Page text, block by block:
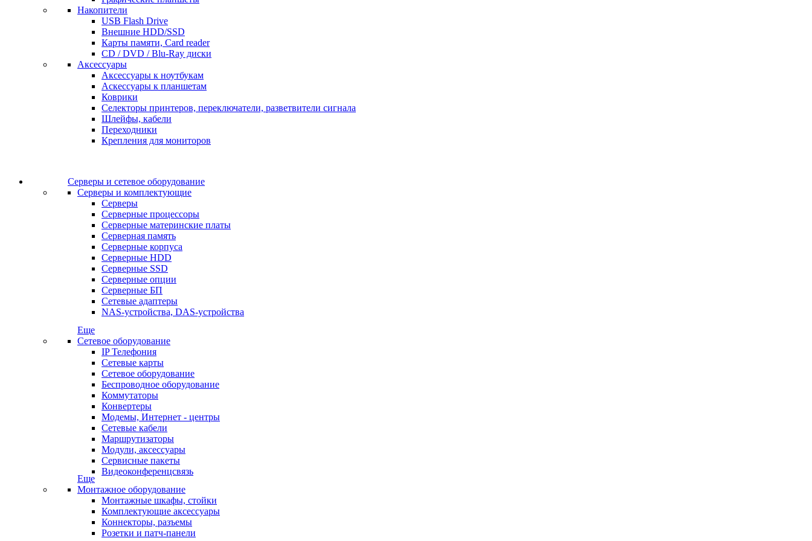
Накопители
USB Flash Drive
Внешние HDD/SSD
Карты памяти, Card reader
CD / DVD / Blu-Ray диски
Аксессуары
Аксессуары к ноутбукам
Аскессуары к планшетам
Коврики
Селекторы принтеров, переключатели, разветвители сигнала
Шлейфы, кабели
Переходники
Крепления для мониторов
Серверы и сетевое оборудование
Серверы и комплектующие
Серверы
Серверные процессоры
Серверные материнские платы
Серверная память
Серверные корпуса
Серверные HDD
Серверные SSD
Серверные опции
Серверные БП
Сетевые адаптеры
NAS-устройства, DAS-устройства
Еще
Сетевое оборудование
IP Телефония
Сетевые карты
Сетевое оборудование
Беспроводное оборудование
Коммутаторы
Конвертеры
Модемы, Интернет - центры
Сетевые кабели
Маршрутизаторы
Модули, аксессуары
Сервисные пакеты
Видеоконференцсвязь
Еще
Монтажное оборудование
Монтажные шкафы, стойки
Комплектующие аксессуары
Коннекторы, разъемы
Розетки и патч-панели